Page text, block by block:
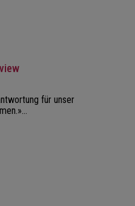
für unser